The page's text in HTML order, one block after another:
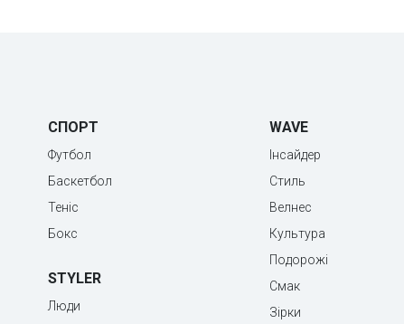
СПОРТ
Футбол
Баскетбол
Теніс
Бокс
STYLER
Люди
WAVE
Інсайдер
Стиль
Велнес
Культура
Подорожі
Смак
Зірки